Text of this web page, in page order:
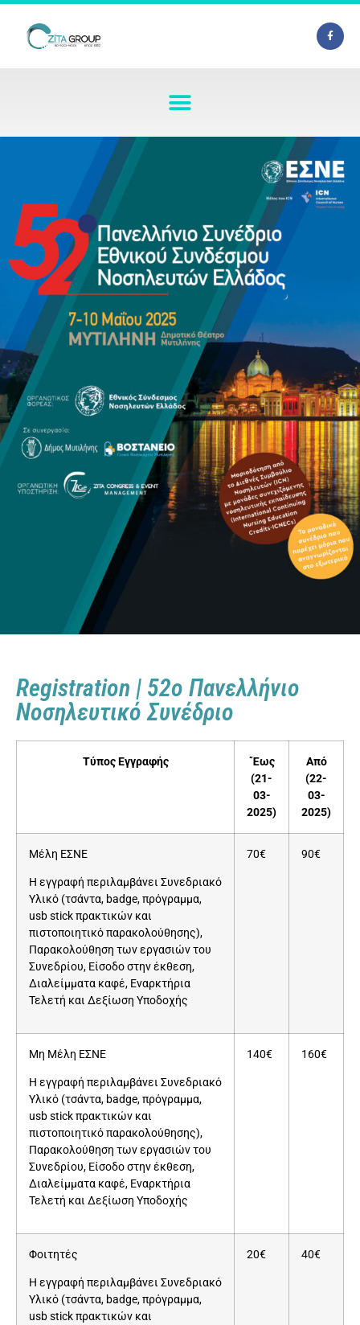
Registration | 52ο Πανελλήνιο
Νοσηλευτικό Συνέδριο
Τύπος Εγγραφής
΄Έως
(21-
03-
2025)
Από
(22-
03-
2025)
Μέλη ΕΣΝΕ
Η εγγραφή περιλαμβάνει Συνεδριακό
Υλικό (τσάντα, badge, πρόγραμμα,
usb stick πρακτικών και
πιστοποιητικό παρακολούθησης),
Παρακολούθηση των εργασιών του
Συνεδρίου, Είσοδο στην έκθεση,
Διαλείμματα καφέ, Εναρκτήρια
Τελετή και Δεξίωση Υποδοχής
70€ 90€
Μη Μέλη ΕΣΝΕ
Η εγγραφή περιλαμβάνει Συνεδριακό
Υλικό (τσάντα, badge, πρόγραμμα,
usb stick πρακτικών και
πιστοποιητικό παρακολούθησης),
Παρακολούθηση των εργασιών του
Συνεδρίου, Είσοδο στην έκθεση,
Διαλείμματα καφέ, Εναρκτήρια
Τελετή και Δεξίωση Υποδοχής
140€ 160€
Φοιτητές
Η εγγραφή περιλαμβάνει Συνεδριακό
Υλικό (τσάντα, badge, πρόγραμμα,
usb stick πρακτικών και
20€ 40€